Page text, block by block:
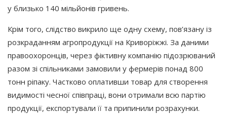
у близько 140 мільйонів гривень.
Крім того, слідство викрило ще одну схему, пов’язану із
розкраданням агропродукції на Криворіжжі. За даними
правоохоронців, через фіктивну компанію підозрюваний
разом зі спільниками замовили у фермерів понад 800
тонн ріпаку. Частково оплативши товар для створення
видимості чесної співпраці, вони отримали всю партію
продукції, експортували її та припинили розрахунки.